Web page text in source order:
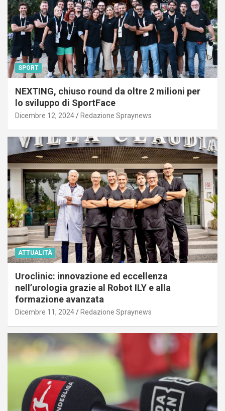
SPORT
NEXTING, chiuso round da oltre 2 milioni per
lo sviluppo di SportFace
Dicembre 12, 2024 Redazione Spraynews
ATTUALITÀ
Uroclinic: innovazione ed eccellenza
nell’urologia grazie al Robot ILY e alla
formazione avanzata
Dicembre 11, 2024 Redazione Spraynews